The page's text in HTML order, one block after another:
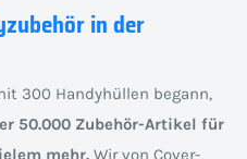
in der
300 Handyhüllen begann,
50.000 Zubehör-Artikel für
mehr. Wir von Cover-